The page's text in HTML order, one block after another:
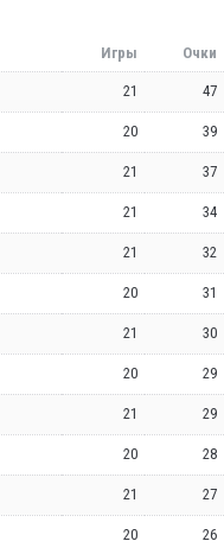
Игры Очки
21 47
20 39
21 37
21 34
21 32
20 31
21 30
20 29
21 29
20 28
21 27
20 26